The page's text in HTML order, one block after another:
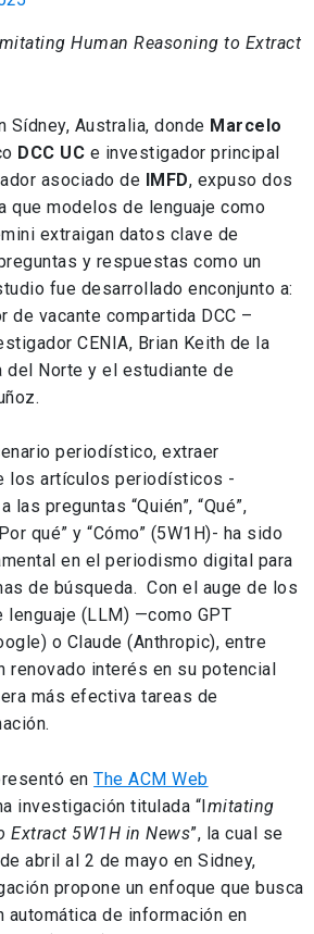
Human Reasoning to Extract
Sídney, Australia, donde Marcelo
DCC UC e investigador principal
asociado de IMFD, expuso dos
que modelos de lenguaje como
extraigan datos clave de
y respuestas como un
fue desarrollado enconjunto a:
de vacante compartida DCC –
CENIA, Brian Keith de la
del Norte y el estudiante de
periodístico, extraer
los artículos periodísticos -
las preguntas “Quién”, “Qué”,
qué” y “Cómo” (5W1H)- ha sido
en el periodismo digital para
de búsqueda. Con el auge de los
lenguaje (LLM) —como GPT
o Claude (Anthropic), entre
renovado interés en su potencial
más efectiva tareas de
enThe ACM Web
investigación titulada “Imitating
Extract 5W1H in News”, la cual se
abril al 2 de mayo en Sidney,
propone un enfoque que busca
automática de información en